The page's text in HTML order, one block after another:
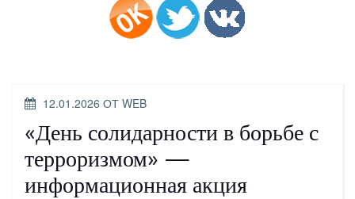
ОПУБЛИКОВАНО
12.01.2026 ОТ WEB
«День солидарности в борьбе с
терроризмом» —
информационная акция